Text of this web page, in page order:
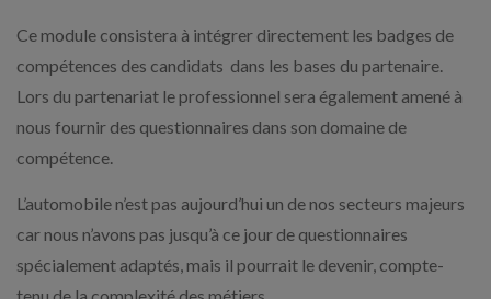
Ce module consistera à intégrer directement les badges de
compétences des candidats dans les bases du partenaire.
Lors du partenariat le professionnel sera également amené à
nous fournir des questionnaires dans son domaine de
compétence.
L’automobile n’est pas aujourd’hui un de nos secteurs majeurs
car nous n’avons pas jusqu’à ce jour de questionnaires
spécialement adaptés, mais il pourrait le devenir, compte-